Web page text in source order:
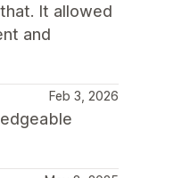
It allowed
and
Feb 3, 2026